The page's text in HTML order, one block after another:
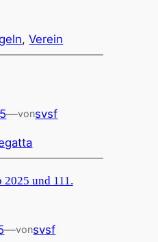
, Verein
—vonsvsf
2025 und 111.
—vonsvsf